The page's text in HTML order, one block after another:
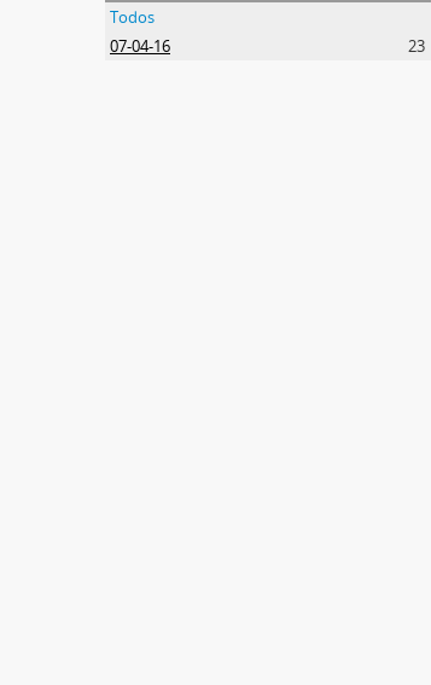
Todos
07-04-16
23